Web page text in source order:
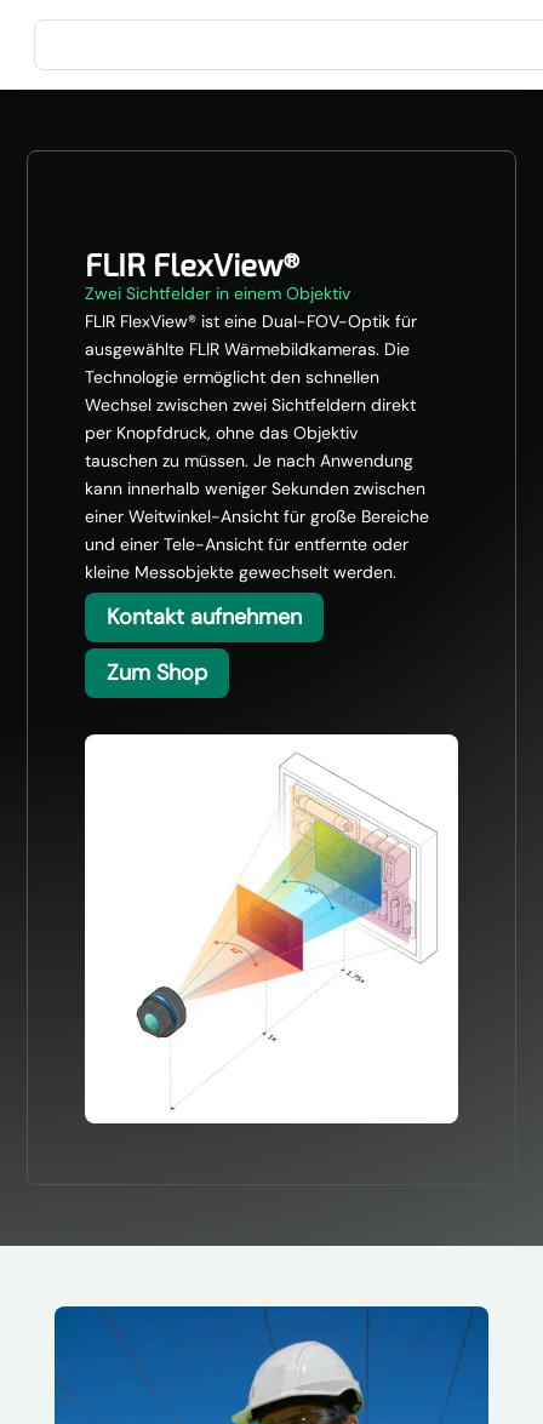
FLIR FlexView®
Zwei Sichtfelder in einem Objektiv
FLIR FlexView® ist eine Dual-FOV-Optik für
ausgewählte FLIR Wärmebildkameras. Die
Technologie ermöglicht den schnellen
Wechsel zwischen zwei Sichtfeldern direkt
per Knopfdruck, ohne das Objektiv
tauschen zu müssen. Je nach Anwendung
kann innerhalb weniger Sekunden zwischen
einer Weitwinkel-Ansicht für große Bereiche
und einer Tele-Ansicht für entfernte oder
kleine Messobjekte gewechselt werden.
Kontakt aufnehmen
Zum Shop